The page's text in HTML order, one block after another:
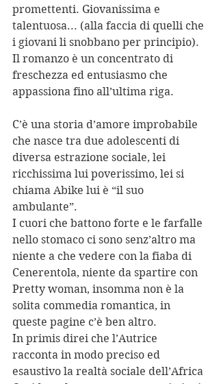
promettenti. Giovanissima e
talentuosa... (alla faccia di quelli che
i giovani li snobbano per principio).
Il romanzo è un concentrato di
freschezza ed entusiasmo che
appassiona fino all’ultima riga.
C’è una storia d’amore improbabile
che nasce tra due adolescenti di
diversa estrazione sociale, lei
ricchissima lui poverissimo, lei si
chiama Abike lui è “il suo
ambulante”.
I cuori che battono forte e le farfalle
nello stomaco ci sono senz’altro ma
niente a che vedere con la fiaba di
Cenerentola, niente da spartire con
Pretty woman, insomma non è la
solita commedia romantica, in
queste pagine c’è ben altro.
In primis direi che l’Autrice
racconta in modo preciso ed
esaustivo la realtà sociale dell’Africa